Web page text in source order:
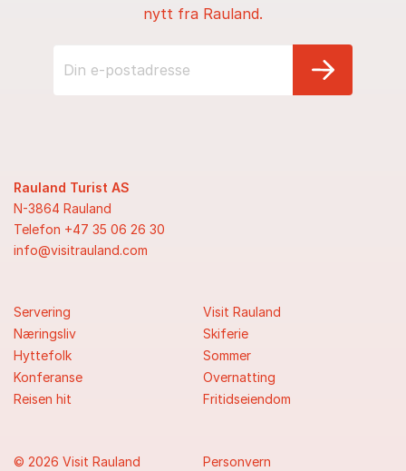
Rauland Turist AS
N-3864 Rauland
Telefon +47 35 06 26 30
info@visitrauland.com
Servering
Næringsliv
Hyttefolk
Konferanse
Reisen hit
Visit Rauland
Skiferie
Sommer
Overnatting
Fritidseiendom
nytt fra Rauland.
© 2026 Visit Rauland Personvern